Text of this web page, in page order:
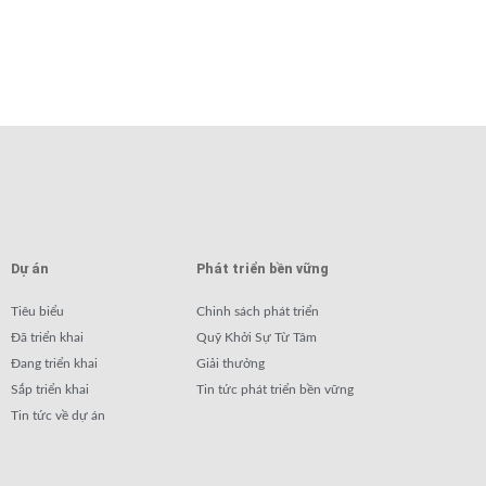
Dự án
Tiêu biểu
Đã triển khai
Đang triển khai
Sắp triển khai
Tin tức về dự án
Phát triển bền vững
Chinh sách phát triển
Quỹ Khởi Sự Từ Tâm
Giải thưởng
Tin tức phát triển bền vững